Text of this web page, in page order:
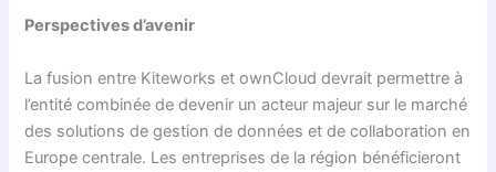
Perspectives d’avenir
La fusion entre Kiteworks et ownCloud devrait permettre à
l’entité combinée de devenir un acteur majeur sur le marché
des solutions de gestion de données et de collaboration en
Europe centrale. Les entreprises de la région bénéficieront